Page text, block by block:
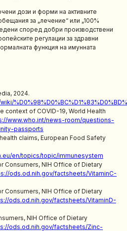
дози и форми на активните
за „лечение“ или „100%
според добри производствени
регулации за здравни
функция на имунната
2024.
context of COVID-19, World Health
www.who.int/news-room/questions-
passports
claims, European Food Safety
en/topics/topic/immunesystem
Consumers, NIH Office of Dietary
ods.od.nih.gov/factsheets/VitaminC-
Consumers, NIH Office of Dietary
ods.od.nih.gov/factsheets/VitaminD-
NIH Office of Dietary
ods.od.nih.gov/factsheets/Zinc-